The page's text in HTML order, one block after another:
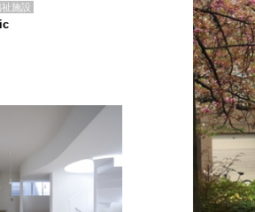
祉施設